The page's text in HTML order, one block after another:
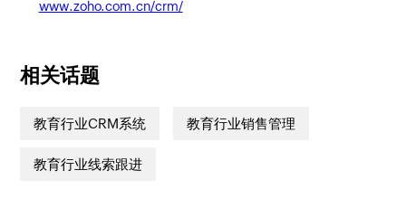
www.zoho.com.cn/crm/
相关话题
教育行业CRM系统 教育行业销售管理
教育行业线索跟进